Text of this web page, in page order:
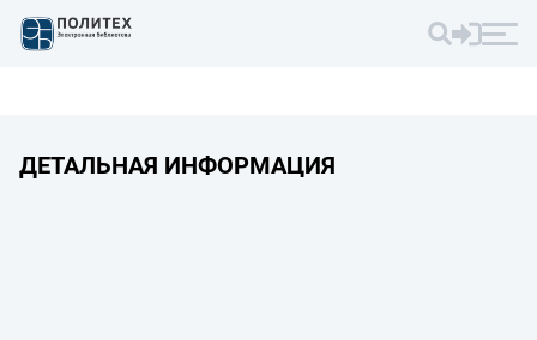
ДЕТАЛЬНАЯ ИНФОРМАЦИЯ